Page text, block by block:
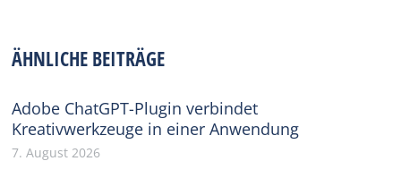
ÄHNLICHE BEITRÄGE
Adobe ChatGPT-Plugin verbindet
Kreativwerkzeuge in einer Anwendung
7. August 2026